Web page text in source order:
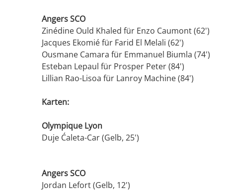
Angers SCO
Zinédine Ould Khaled für Enzo Caumont (62')
Jacques Ekomié für Farid El Melali (62')
Ousmane Camara für Emmanuel Biumla (74')
Esteban Lepaul für Prosper Peter (84')
Lillian Rao-Lisoa für Lanroy Machine (84')
Karten:
Olympique Lyon
Duje Ćaleta-Car (Gelb, 25')
Angers SCO
Jordan Lefort (Gelb, 12')